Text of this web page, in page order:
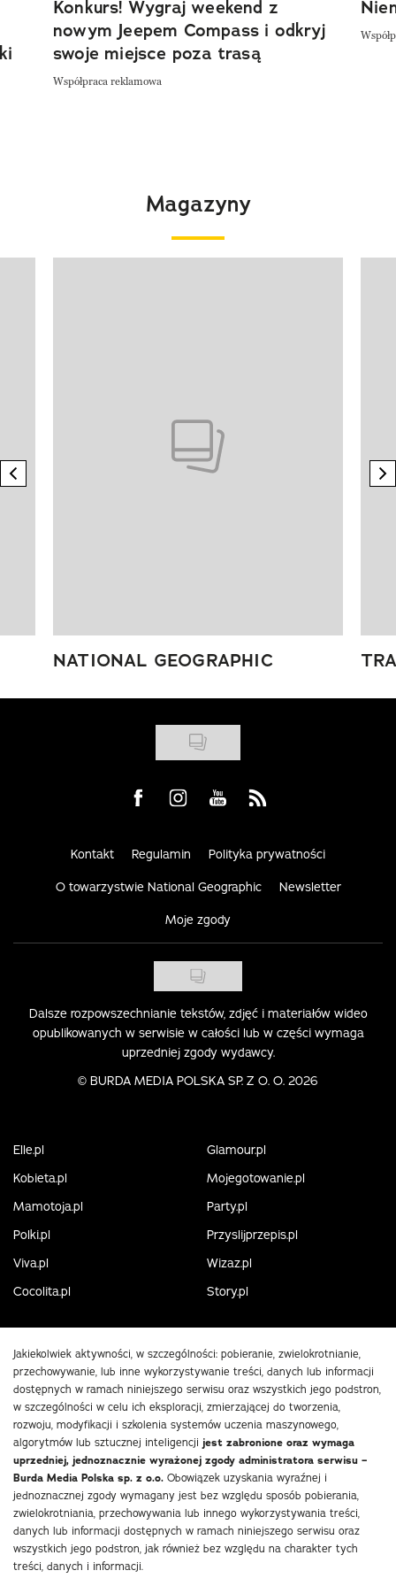
Konkurs! Wygraj weekend z
nowym Jeepem Compass i odkryj
swoje miejsce poza trasą
Współpraca reklamowa
Magazyny
previous element
NATIONAL GEOGRAPHIC
Visit us on Facebook
Visit us on Instagram
Visit us on Youtube
Visit us on Rss
Kontakt Regulamin Polityka prywatności
O towarzystwie National Geographic Newsletter
Moje zgody
Dalsze rozpowszechnianie tekstów, zdjęć i materiałów wideo
opublikowanych w serwisie w całości lub w części wymaga
uprzedniej zgody wydawcy.
© BURDA MEDIA POLSKA SP. Z O. O. 2026
Elle.pl
Glamour.pl
Kobieta.pl
Mojegotowanie.pl
Mamotoja.pl
Party.pl
Polki.pl
Przyslijprzepis.pl
Viva.pl
Wizaz.pl
Cocolita.pl
Story.pl
Jakiekolwiek aktywności, w szczególności: pobieranie, zwielokrotnianie,
przechowywanie, lub inne wykorzystywanie treści, danych lub informacji
dostępnych w ramach niniejszego serwisu oraz wszystkich jego podstron,
w szczególności w celu ich eksploracji, zmierzającej do tworzenia,
rozwoju, modyfikacji i szkolenia systemów uczenia maszynowego,
algorytmów lub sztucznej inteligencji jest zabronione oraz wymaga
uprzedniej, jednoznacznie wyrażonej zgody administratora serwisu –
Burda Media Polska sp. z o.o. Obowiązek uzyskania wyraźnej i
jednoznacznej zgody wymagany jest bez względu sposób pobierania,
zwielokrotniania, przechowywania lub innego wykorzystywania treści,
danych lub informacji dostępnych w ramach niniejszego serwisu oraz
wszystkich jego podstron, jak również bez względu na charakter tych
treści, danych i informacji.